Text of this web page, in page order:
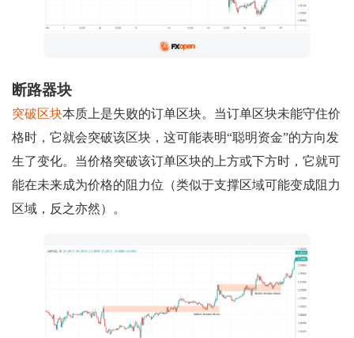
断路器块
突破区块本质上是失败的订单区块。当订单区块未能守住价
格时，它就会突破该区块，这可能表明“聪明资金”的方向发
生了变化。当价格突破该订单区块的上方或下方时，它就可
能在未来成为价格的阻力位（类似于支撑区域可能变成阻力
区域，反之亦然）。